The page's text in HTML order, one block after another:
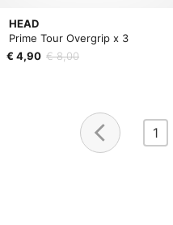
HEAD
Prime Tour Overgrip x 3
€ 4,90 € 8,00
1